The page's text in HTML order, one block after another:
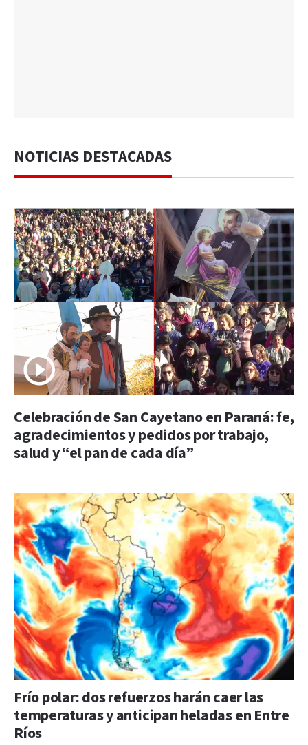
NOTICIAS DESTACADAS
Celebración de San Cayetano en Paraná: fe,
agradecimientos y pedidos por trabajo,
salud y “el pan de cada día”
Frío polar: dos refuerzos harán caer las
temperaturas y anticipan heladas en Entre
Ríos